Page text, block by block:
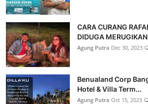
CARA CURANG
DIDUGA
Agung Putra Dec 30, 2023
Benualand Corp
Hotel & Villa Term...
Agung Putra Oct 15, 2023